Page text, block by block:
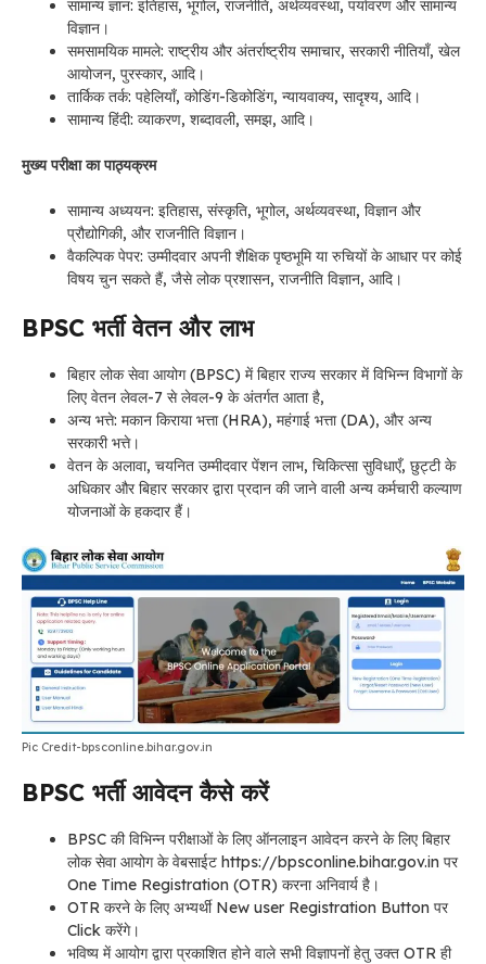
सामान्य ज्ञान: इतिहास, भूगोल, राजनीति, अर्थव्यवस्था, पर्यावरण और सामान्य
विज्ञान।
समसामयिक मामले: राष्ट्रीय और अंतर्राष्ट्रीय समाचार, सरकारी नीतियाँ, खेल
आयोजन, पुरस्कार, आदि।
तार्किक तर्क: पहेलियाँ, कोडिंग-डिकोडिंग, न्यायवाक्य, सादृश्य, आदि।
सामान्य हिंदी: व्याकरण, शब्दावली, समझ, आदि।
मुख्य परीक्षा का पाठ्यक्रम
सामान्य अध्ययन: इतिहास, संस्कृति, भूगोल, अर्थव्यवस्था, विज्ञान और
प्रौद्योगिकी, और राजनीति विज्ञान।
वैकल्पिक पेपर: उम्मीदवार अपनी शैक्षिक पृष्ठभूमि या रुचियों के आधार पर कोई
विषय चुन सकते हैं, जैसे लोक प्रशासन, राजनीति विज्ञान, आदि।
BPSC भर्तीवेतन और लाभ
बिहार लोक सेवा आयोग (BPSC) में बिहार राज्य सरकार में विभिन्न विभागों के
लिए वेतन लेवल-7 से लेवल-9 के अंतर्गत आता है,
अन्य भत्ते: मकान किराया भत्ता (HRA), महंगाई भत्ता (DA), और अन्य
सरकारी भत्ते।
वेतन के अलावा, चयनित उम्मीदवार पेंशन लाभ, चिकित्सा सुविधाएँ, छुट्टी के
अधिकार और बिहार सरकार द्वारा प्रदान की जाने वाली अन्य कर्मचारी कल्याण
योजनाओं के हकदार हैं।
Pic Credit-bpsconline.bihar.gov.in
BPSC भर्ती आवेदन कैसे करें
BPSC की विभिन्न परीक्षाओं के लिए ऑनलाइन आवेदन करने के लिए बिहार
लोक सेवा आयोग के वेबसाईट https://bpsconline.bihar.gov.in पर
One Time Registration (OTR) करना अनिवार्य है।
OTR करने के लिए अभ्यर्थी New user Registration Button पर
Click करेंगे।
भविष्य में आयोग द्वारा प्रकाशित होने वाले सभी विज्ञापनों हेतु उक्त OTR ही